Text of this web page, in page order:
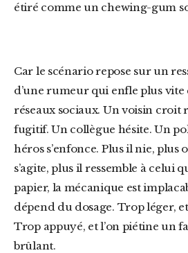
étiré comme un chewing-gum
Car le scénario repose sur un ressort unique. Ca part
d’une rumeur qui enfle plus vite
réseaux sociaux. Un voisin croit
fugitif. Un collègue hésite. Un
héros s’enfonce. Plus il nie, plus
s’agite, plus il ressemble à celui
papier, la mécanique est
dépend du dosage. Trop léger,
Trop appuyé, et l’on piétine un
brûlant.